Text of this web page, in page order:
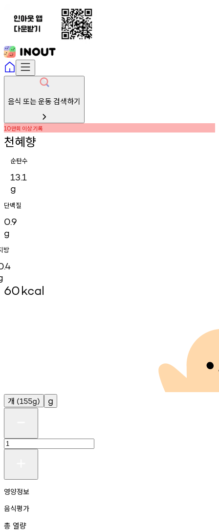
음식 또는 운동 검색하기
10만회 이상기록
천혜향
순탄수
13.1
g
단백질
0.9
g
방
60kcal
개 (155g) g
영양정보
음식평가
총 열량